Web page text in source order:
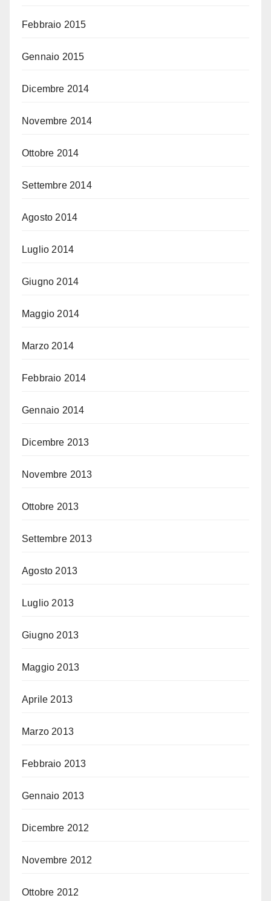
Febbraio 2015
Gennaio 2015
Dicembre 2014
Novembre 2014
Ottobre 2014
Settembre 2014
Agosto 2014
Luglio 2014
Giugno 2014
Maggio 2014
Marzo 2014
Febbraio 2014
Gennaio 2014
Dicembre 2013
Novembre 2013
Ottobre 2013
Settembre 2013
Agosto 2013
Luglio 2013
Giugno 2013
Maggio 2013
Aprile 2013
Marzo 2013
Febbraio 2013
Gennaio 2013
Dicembre 2012
Novembre 2012
Ottobre 2012